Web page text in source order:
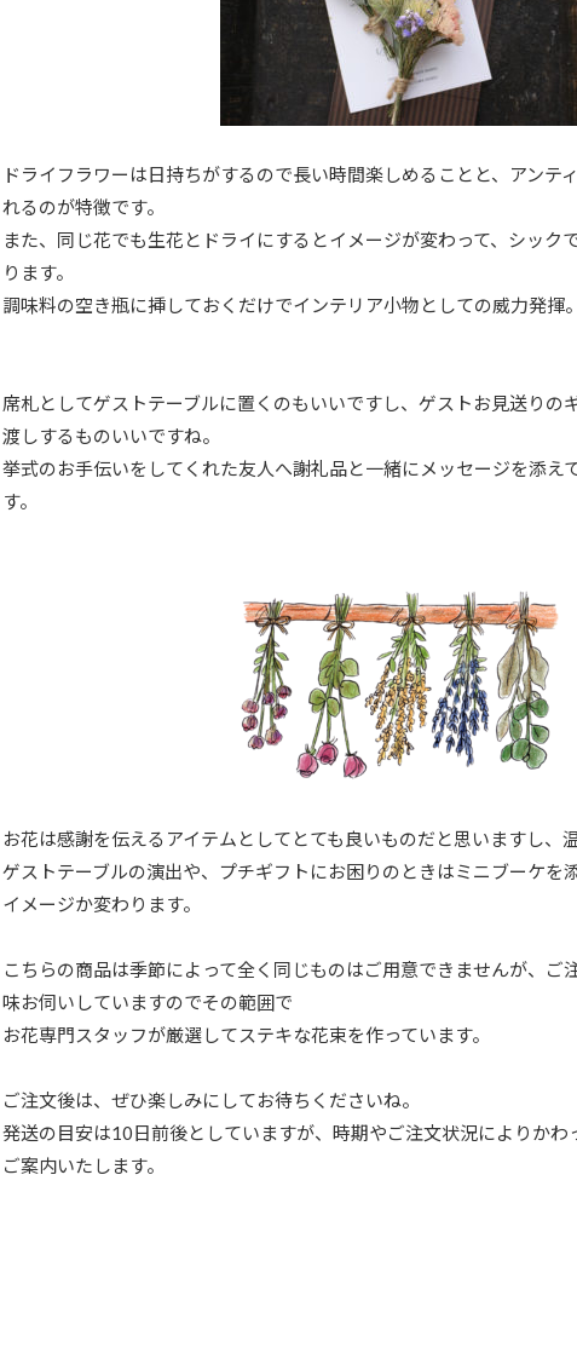
ドライフラワーは日持ちがするので長い時間楽しめることと、アンテ
れるのが特徴です。
また、同じ花でも生花とドライにするとイメージが変わって、シック
ります。
調味料の空き瓶に挿しておくだけでインテリア小物としての威力発揮。
席札としてゲストテーブルに置くのもいいですし、ゲストお見送りの
渡しするものいいですね。
挙式のお手伝いをしてくれた友人へ謝礼品と一緒にメッセージを添え
す。
お花は感謝を伝えるアイテムとしてとても良いものだと思いますし、
ゲストテーブルの演出や、プチギフトにお困りのときはミニブーケを
イメージか変わります。
こちらの商品は季節によって全く同じものはご用意できませんが、ご
味お伺いしていますのでその範囲で
お花専門スタッフが厳選してステキな花束を作っています。
ご注文後は、ぜひ楽しみにしてお待ちくださいね。
発送の目安は10日前後としていますが、時期やご注文状況によりかわ
ご案内いたします。